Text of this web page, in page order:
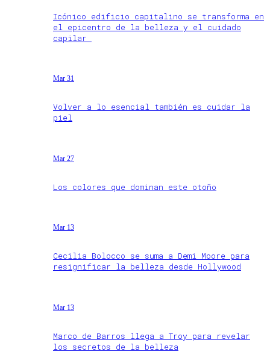
Icónico edificio capitalino se transforma en
el epicentro de la belleza y el cuidado
capilar
Mar 31
Volver a lo esencial también es cuidar la
piel
Mar 27
Los colores que dominan este otoño
Mar 13
Cecilia Bolocco se suma a Demi Moore para
resignificar la belleza desde Hollywood
Mar 13
Marco de Barros llega a Troy para revelar
los secretos de la belleza